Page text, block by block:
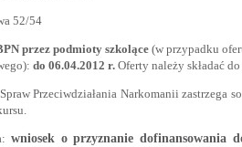
52/54
przez podmioty szkolące (w przypadku
do 06.04.2012 r.Oferty należy składać
Przeciwdziałania Narkomanii zastrzega
wniosek o przyznanie dofinansowania